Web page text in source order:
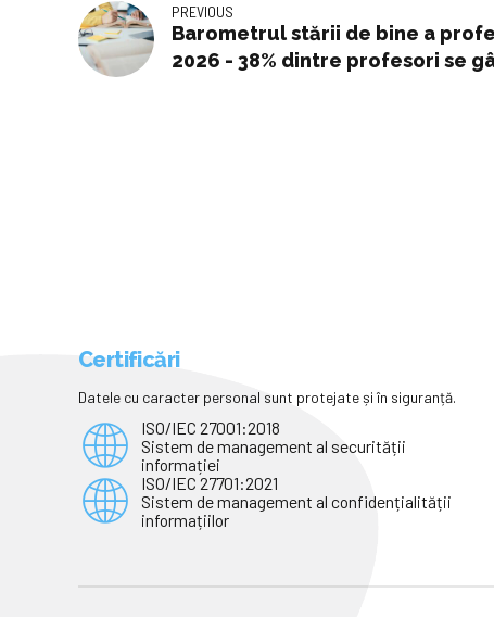
PREVIOUS
Barometrul stării de bine a
2026 - 38% dintre profesori se
Certificări
Datele cu caracter personal sunt protejate și în siguranță.
ISO/IEC 27001:2018
Sistem de management al securității
informației
ISO/IEC 27701:2021
Sistem de management al confidențialității
informațiilor